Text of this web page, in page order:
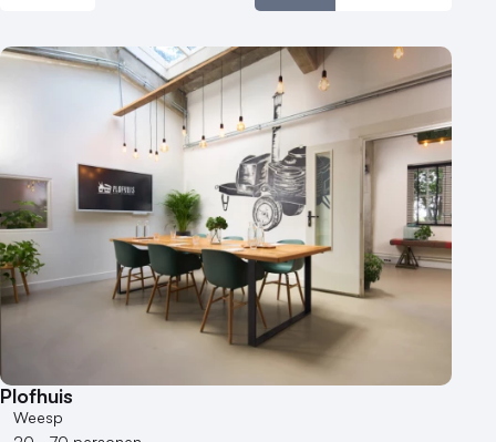
Aantal zalen
1 - 5 zalen
6 - 10 zalen
10 of meer zalen
Aantal personen
1 - 50 personen
50 - 100 personen
100 - 250 personen
Bijzondere locaties
Plofhuis
Weesp